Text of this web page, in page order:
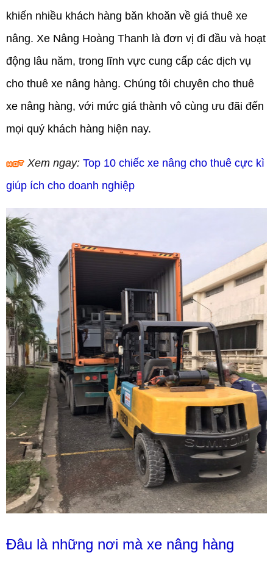
khiến nhiều khách hàng băn khoăn về giá thuê xe
nâng. Xe Nâng Hoàng Thanh là đơn vị đi đầu và hoạt
động lâu năm, trong lĩnh vực cung cấp các dịch vụ
cho thuê xe nâng hàng. Chúng tôi chuyên cho thuê
xe nâng hàng, với mức giá thành vô cùng ưu đãi đến
mọi quý khách hàng hiện nay.
Xem ngay: Top 10 chiếc xe nâng cho thuê cực kì
giúp ích cho doanh nghiệp
Đâu là những nơi mà xe nâng hàng